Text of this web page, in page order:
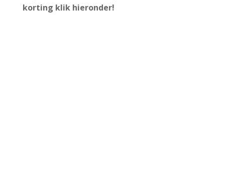
korting klik hieronder!